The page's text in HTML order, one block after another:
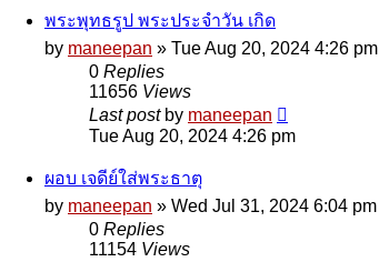
พระพุทธรูป พระประจำวัน เกิด
by maneepan » Tue Aug 20, 2024 4:26 pm
0 Replies
11656 Views
Last post by maneepan
Tue Aug 20, 2024 4:26 pm
ผอบ เจดีย์ใส่พระธาตุ
by maneepan » Wed Jul 31, 2024 6:04 pm
0 Replies
11154 Views